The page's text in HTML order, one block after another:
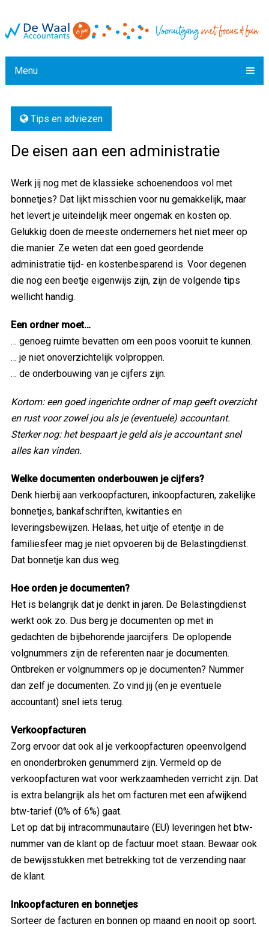
Menu
Tips en adviezen
De eisen aan een administratie
Werk jij nog met de klassieke schoenendoos vol met
bonnetjes? Dat lijkt misschien voor nu gemakkelijk, maar
het levert je uiteindelijk meer ongemak en kosten op.
Gelukkig doen de meeste ondernemers het niet meer op
die manier. Ze weten dat een goed geordende
administratie tijd- en kostenbesparend is. Voor degenen
die nog een beetje eigenwijs zijn, zijn de volgende tips
wellicht handig.
Een ordner moet…
… genoeg ruimte bevatten om een poos vooruit te kunnen.
… je niet onoverzichtelijk volproppen.
… de onderbouwing van je cijfers zijn.
Kortom: een goed ingerichte ordner of map geeft overzicht
en rust voor zowel jou als je (eventuele) accountant.
Sterker nog: het bespaart je geld als je accountant snel
alles kan vinden.
Welke documenten onderbouwen je cijfers?
Denk hierbij aan verkoopfacturen, inkoopfacturen, zakelijke
bonnetjes, bankafschriften, kwitanties en
leveringsbewijzen. Helaas, het uitje of etentje in de
familiesfeer mag je niet opvoeren bij de Belastingdienst.
Dat bonnetje kan dus weg.
Hoe orden je documenten?
Het is belangrijk dat je denkt in jaren. De Belastingdienst
werkt ook zo. Dus berg je documenten op met in
gedachten de bijbehorende jaarcijfers. De oplopende
volgnummers zijn de referenten naar je documenten.
Ontbreken er volgnummers op je documenten? Nummer
dan zelf je documenten. Zo vind jij (en je eventuele
accountant) snel iets terug.
Verkoopfacturen
Zorg ervoor dat ook al je verkoopfacturen opeenvolgend
en ononderbroken genummerd zijn. Vermeld op de
verkoopfacturen wat voor werkzaamheden verricht zijn. Dat
is extra belangrijk als het om facturen met een afwijkend
btw-tarief (0% of 6%) gaat.
Let op dat bij intracommunautaire (EU) leveringen het btw-
nummer van de klant op de factuur moet staan. Bewaar ook
de bewijsstukken met betrekking tot de verzending naar
de klant.
Inkoopfacturen en bonnetjes
Sorteer de facturen en bonnen op maand en nooit op soort.